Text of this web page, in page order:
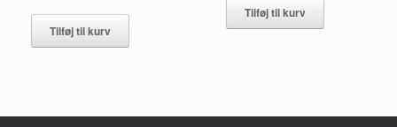
Tilføj til kurv
Tilføj til kurv